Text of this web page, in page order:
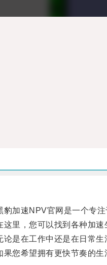
速NPV官网是一个专注
，您可以找到各种加速
在工作中还是在日常生
希望拥有更快节奏的生